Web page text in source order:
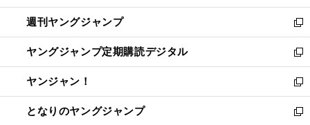
開
く
ウ
で
開
く
ン
ド
ウ
で
開
く
ウ
ィ
ン
ド
ウ
で
開
く
週刊ヤングジャンプ
新
し
い
ウ
ィ
ン
ド
ヤングジャンプ定期購読デジタル
新
し
い
ウ
ィ
ヤンジャン！
新
し
い
となりのヤングジャンプ
新